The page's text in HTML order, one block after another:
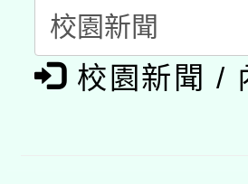
國立臺灣師
年度健康促
函轉國家教
原住民族教
轉知教育部
校園新聞 /